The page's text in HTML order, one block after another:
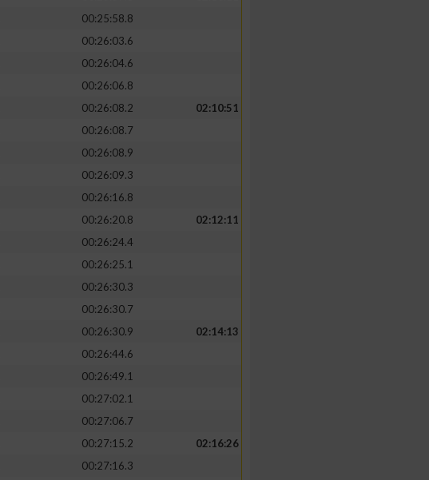
00:25:58.8
00:26:03.6
00:26:04.6
00:26:06.8
00:26:08.2
02:10:51
00:26:08.7
00:26:08.9
00:26:09.3
00:26:16.8
00:26:20.8
02:12:11
00:26:24.4
00:26:25.1
00:26:30.3
00:26:30.7
00:26:30.9
02:14:13
00:26:44.6
00:26:49.1
00:27:02.1
00:27:06.7
00:27:15.2
02:16:26
00:27:16.3